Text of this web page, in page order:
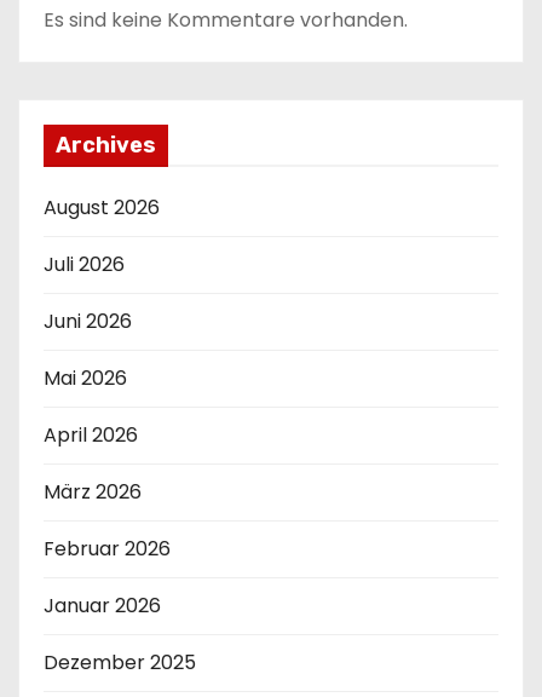
Es sind keine Kommentare vorhanden.
Archives
August 2026
Juli 2026
Juni 2026
Mai 2026
April 2026
März 2026
Februar 2026
Januar 2026
Dezember 2025